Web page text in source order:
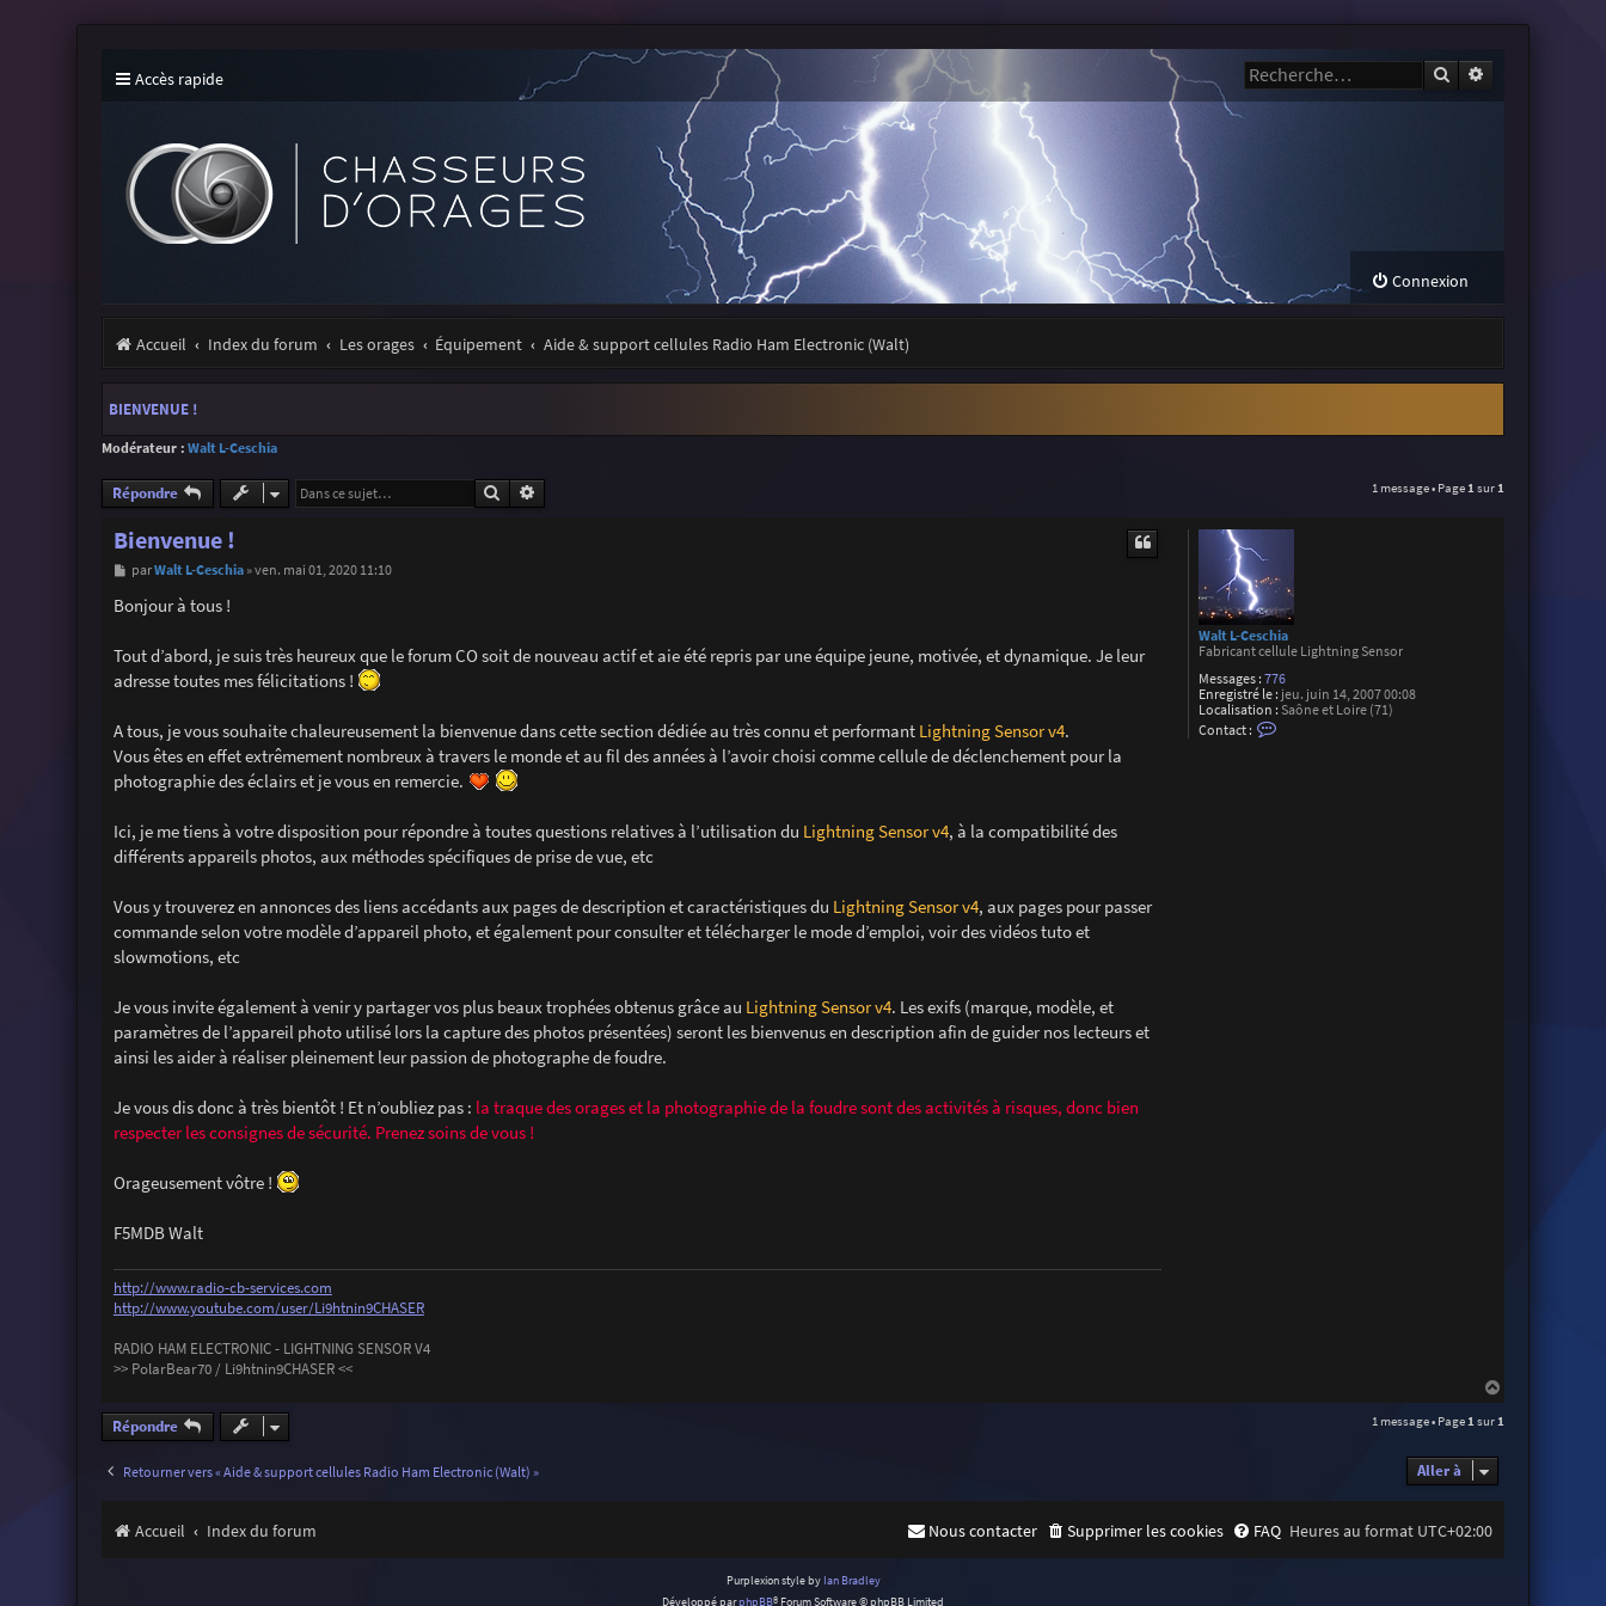
Accès rapide Rechercher
Connexion
Accueil Index du forum Les orages Équipement Aide & support cellules Radio Ham Electronic (Walt)
BIENVENUE !
Modérateur : Walt L-Ceschia
Répondre Rechercher 1 message • Page 1 sur 1
Walt L-Ceschia
Fabricant cellule Lightning Sensor
Messages : 776
Enregistré le : jeu. juin 14, 2007 00:08
Localisation : Saône et Loire (71)
Contact :
Bienvenue !
M
s
s
e
parWalt L-Ceschia»ven. mai 01, 2020 11:10
Bonjour à tous !
Tout d’abord, je suis très heureux que le forum CO soit de nouveau actif et aie été repris par une équipe jeune, motivée, et dynamique. Je leur
adresse toutes mes félicitations !
A tous, je vous souhaite chaleureusement la bienvenue dans cette section dédiée au très connu et performant Lightning Sensor v4.
Vous êtes en effet extrêmement nombreux à travers le monde et au fil des années à l’avoir choisi comme cellule de déclenchement pour la
photographie des éclairs et je vous en remercie.
Ici, je me tiens à votre disposition pour répondre à toutes questions relatives à l’utilisation du Lightning Sensor v4, à la compatibilité des
différents appareils photos, aux méthodes spécifiques de prise de vue, etc
Vous y trouverez en annonces des liens accédants aux pages de description et caractéristiques du Lightning Sensor v4, aux pages pour passer
commande selon votre modèle d’appareil photo, et également pour consulter et télécharger le mode d’emploi, voir des vidéos tuto et
slowmotions, etc
Je vous invite également à venir y partager vos plus beaux trophées obtenus grâce au Lightning Sensor v4. Les exifs (marque, modèle, et
paramètres de l’appareil photo utilisé lors la capture des photos présentées) seront les bienvenus en description afin de guider nos lecteurs et
ainsi les aider à réaliser pleinement leur passion de photographe de foudre.
Je vous dis donc à très bientôt ! Et n’oubliez pas : la traque des orages et la photographie de la foudre sont des activités à risques, donc bien
respecter les consignes de sécurité. Prenez soins de vous !
Orageusement vôtre !
F5MDB Walt
http://www.radio-cb-services.com
http://www.youtube.com/user/Li9htnin9CHASER
RADIO HAM ELECTRONIC - LIGHTNING SENSOR V4
>> PolarBear70 / Li9htnin9CHASER <<
a
u
Répondre 1 message • Page1sur1
Retourner vers « Aide & support cellules Radio Ham Electronic (Walt) » Aller à
Accueil Index du forum Heures au format UTC+02:00
FAQ
Supprimer les cookies
Nous contacter
Purplexion style by Ian Bradley
Développé parphpBB® Forum Software © phpBB Limited